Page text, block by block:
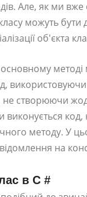
Але, як ми
можуть бути
об'єкта
використовуючи
створюючи
виконується
методу. У
на
в C #